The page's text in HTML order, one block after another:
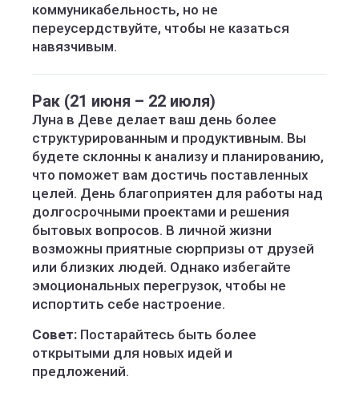
коммуникабельность, но не
переусердствуйте, чтобы не казаться
навязчивым.
Рак (21 июня – 22 июля)
Луна в Деве делает ваш день более
структурированным и продуктивным. Вы
будете склонны к анализу и планированию,
что поможет вам достичь поставленных
целей. День благоприятен для работы над
долгосрочными проектами и решения
бытовых вопросов. В личной жизни
возможны приятные сюрпризы от друзей
или близких людей. Однако избегайте
эмоциональных перегрузок, чтобы не
испортить себе настроение.
Совет: Постарайтесь быть более
открытыми для новых идей и
предложений.